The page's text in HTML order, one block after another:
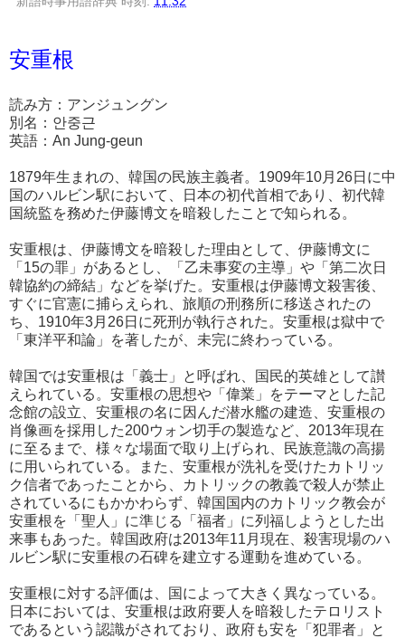
安重根
読み方：アンジュングン
別名：안중근
英語：An Jung-geun
1879年生まれの、韓国の民族主義者。1909年10月26日に中
国のハルビン駅において、日本の初代首相であり、初代韓
国統監を務めた伊藤博文を暗殺したことで知られる。
安重根は、伊藤博文を暗殺した理由として、伊藤博文に
「15の罪」があるとし、「乙未事変の主導」や「第二次日
韓協約の締結」などを挙げた。安重根は伊藤博文殺害後、
すぐに官憲に捕らえられ、旅順の刑務所に移送されたの
ち、1910年3月26日に死刑が執行された。安重根は獄中で
「東洋平和論」を著したが、未完に終わっている。
韓国では安重根は「義士」と呼ばれ、国民的英雄として讃
えられている。安重根の思想や「偉業」をテーマとした記
念館の設立、安重根の名に因んだ潜水艦の建造、安重根の
肖像画を採用した200ウォン切手の製造など、2013年現在
に至るまで、様々な場面で取り上げられ、民族意識の高揚
に用いられている。また、安重根が洗礼を受けたカトリッ
ク信者であったことから、カトリックの教義で殺人が禁止
されているにもかかわらず、韓国国内のカトリック教会が
安重根を「聖人」に準じる「福者」に列福しようとした出
来事もあった。韓国政府は2013年11月現在、殺害現場のハ
ルビン駅に安重根の石碑を建立する運動を進めている。
安重根に対する評価は、国によって大きく異なっている。
日本においては、安重根は政府要人を暗殺したテロリスト
であるという認識がされており、政府も安を「犯罪者」と